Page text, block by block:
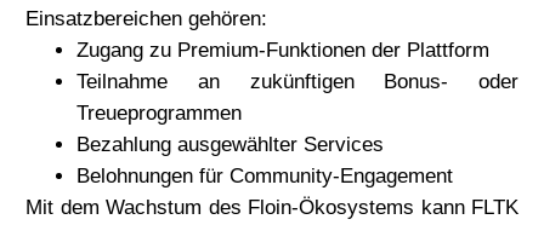
Einsatzbereichen gehören:
Zugang zu Premium-Funktionen der Plattform
Teilnahme an zukünftigen Bonus- oder
Treueprogrammen
Bezahlung ausgewählter Services
Belohnungen für Community-Engagement
Mit dem Wachstum des Floin-Ökosystems kann FLTK